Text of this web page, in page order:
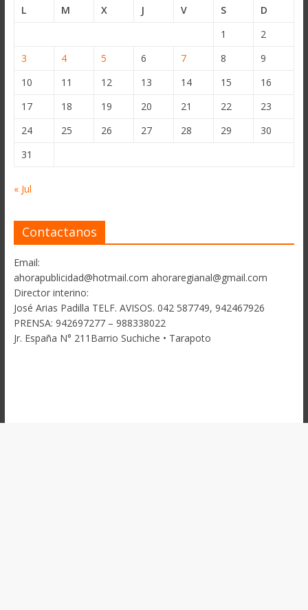
L
M X J V S
D
1
2
3
4 5 6 7 8
9
10
11 12 13 14 15
16
17
18 19 20 21 22
23
24
25 26 27 28 29
30
31
« Jul
Contactanos
Email:
ahorapublicidad@hotmail.com ahoraregianal@gmail.com
Director interino:
José Arias Padilla TELF. AVISOS. 042 587749, 942467926
PRENSA: 942697277 – 988338022
Jr. España N° 211Barrio Suchiche • Tarapoto